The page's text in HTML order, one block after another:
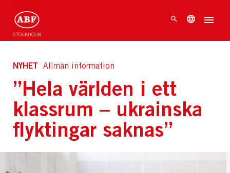
NYHET Allmän information
”Hela världen i ett
klassrum – ukrainska
flyktingar saknas”